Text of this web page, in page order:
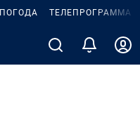
ПОГОДА ТЕЛЕПРОГРАММА